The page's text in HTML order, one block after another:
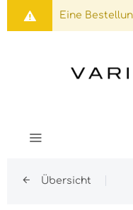
Eine
Übersicht